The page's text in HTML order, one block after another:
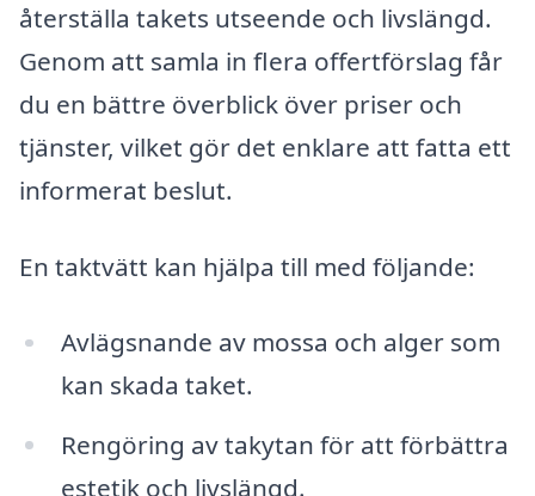
återställa takets utseende och livslängd.
Genom att samla in flera offertförslag får
du en bättre överblick över priser och
tjänster, vilket gör det enklare att fatta ett
informerat beslut.
En taktvätt kan hjälpa till med följande:
Avlägsnande av mossa och alger som
kan skada taket.
Rengöring av takytan för att förbättra
estetik och livslängd.